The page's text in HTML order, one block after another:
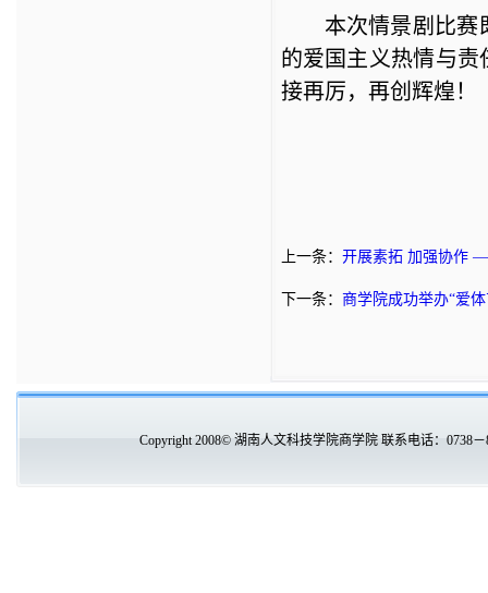
本次情景剧比赛
的爱国主义热情与责
接再厉， 再创辉煌！
上一条： 开展素拓 加强协作
下一条： 商学院成功举办“爱
Copyright 2008© 湖南人文科技学院商学院 联系电话：0738